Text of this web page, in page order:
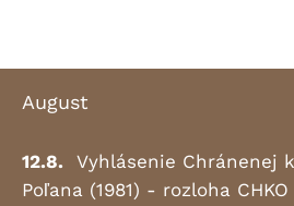
August
12.8. Vyhlásenie Chránenej
Poľana (1981) - rozloha